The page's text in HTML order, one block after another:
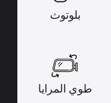
بلوتوث
طوي المرايا